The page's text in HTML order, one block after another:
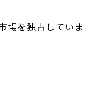
場を独占していま